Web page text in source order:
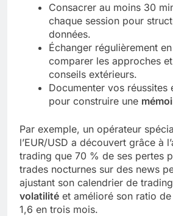
Consacrer au moins 30
chaque session pour
données.
Échanger régulièrement
comparer les approches
conseils extérieurs.
Documenter vos réussites
pour construire une
Par exemple, un opérateur
l’EUR/USD a découvert grâce à
trading que 70 % de ses pertes
trades nocturnes sur des news
ajustant son calendrier de
volatilité et amélioré son ratio
1,6 en trois mois.